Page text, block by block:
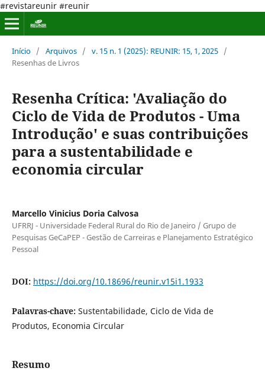
#revistareunir #reunir
Início / Arquivos / v. 15 n. 1 (2025): REUNIR: 15, 1, 2025 /
Resenhas de Livros
Resenha Crítica: 'Avaliação do
Ciclo de Vida de Produtos - Uma
Introdução' e suas contribuições
para a sustentabilidade e
economia circular
Marcello Vinicius Doria Calvosa
UFRRJ - Universidade Federal Rural do Rio de Janeiro / Grupo de
Pesquisas GeCaPEP - Gestão de Carreiras e Planejamento Estratégico
Pessoal
DOI: https://doi.org/10.18696/reunir.v15i1.1933
Palavras-chave: Sustentabilidade, Ciclo de Vida de
Produtos, Economia Circular
Resumo